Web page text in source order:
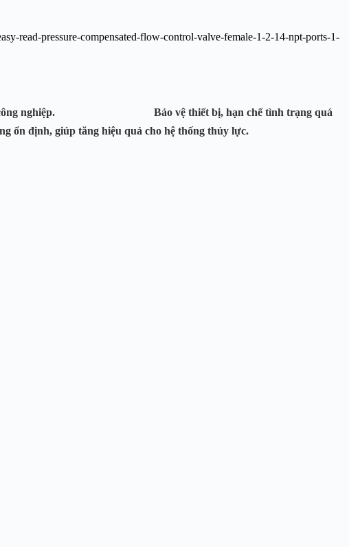
trường công nghiệp. Bảo vệ thiết bị, hạn chế tình trạng quá
ổn định, giúp tăng hiệu quả cho hệ thống thủy lực.